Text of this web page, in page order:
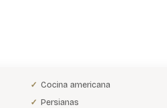
Cocina americana
Persianas